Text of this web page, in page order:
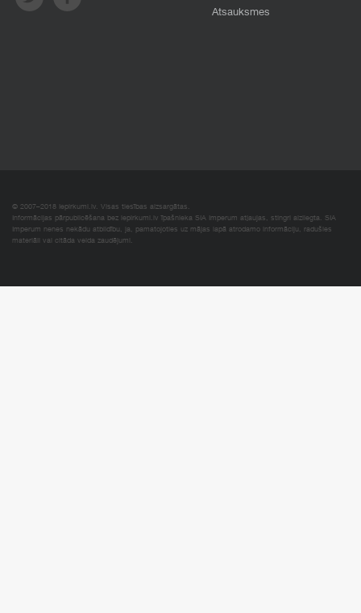
Atsauksmes
© 2007–2018 Iepirkumi.lv. Visas tiesības aizsargātas.
Informācijas pārpublicēšana bez iepirkumi.lv īpašnieka SIA Imperum atļaujas, stingri aizliegta. SIA
Imperum nenes nekādu atbildību, ja, pamatojoties uz mājas lapā atrodamo informāciju, radušies
materiāli vai citāda veida zaudējumi.